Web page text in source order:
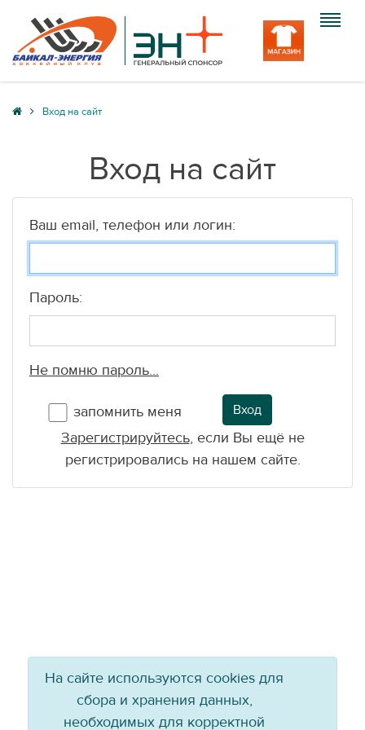
Клуб
Медиа
Вход на сайт
Вход на сайт
Ваш email, телефон или логин:
Пароль:
Не помню пароль...
запомнить меня Вход
Зарегистрируйтесь, если Вы ещё не
регистрировались на нашем сайте.
На сайте используются cookies для
сбора и хранения данных,
необходимых для корректной